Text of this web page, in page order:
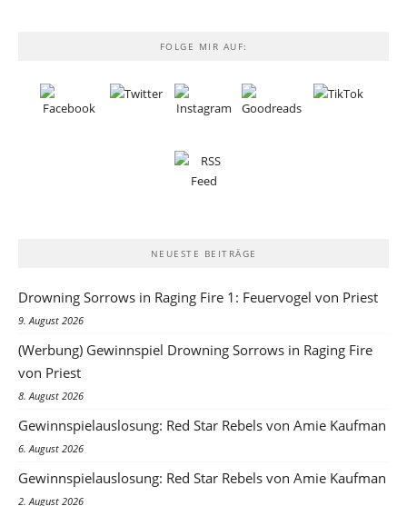
FOLGE MIR AUF:
NEUESTE BEITRÄGE
Drowning Sorrows in Raging Fire 1: Feuervogel von Priest
9. August 2026
(Werbung) Gewinnspiel Drowning Sorrows in Raging Fire
von Priest
8. August 2026
Gewinnspielauslosung: Red Star Rebels von Amie Kaufman
6. August 2026
Gewinnspielauslosung: Red Star Rebels von Amie Kaufman
2. August 2026